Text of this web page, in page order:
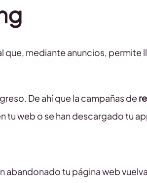
mediante anuncios, permite
De ahí que la campañas de
tu web o se han descargado tu
abandonado tu página web